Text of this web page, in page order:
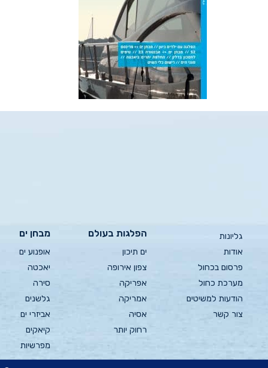
גליונות
אודות
פרסום בכחול
מערכת כחול
הודעות למשיטים
צור קשר
הפלגות בעולם
ים תיכון
צפון אירופה
אפריקה
אמריקה
אסיה
רחוק יותר
מבחן ים
אופנוע ים
יאכטה
סירה
גלשנים
אביזרי ים
קיאקים
מפרשיות